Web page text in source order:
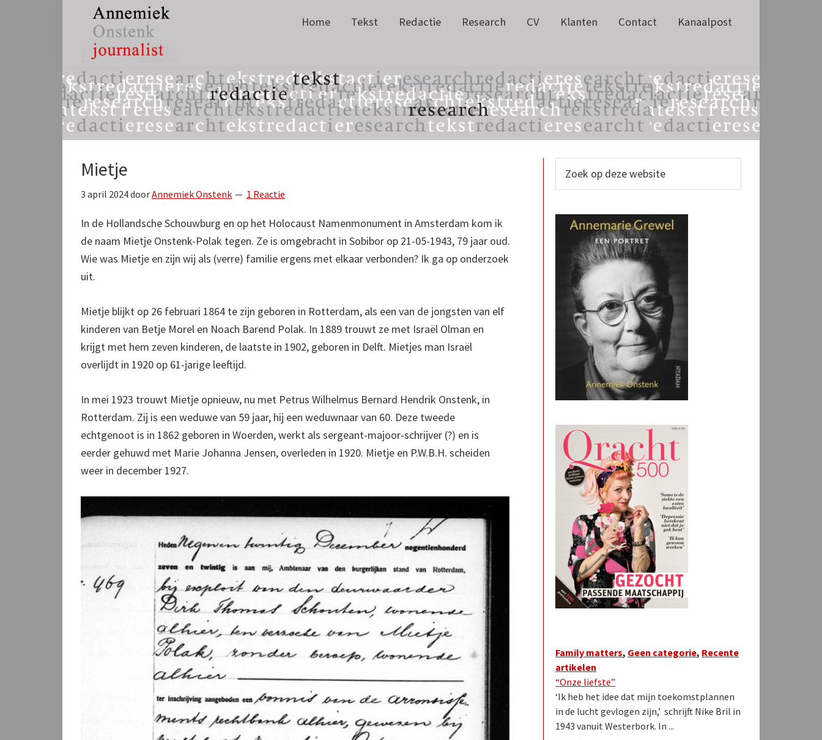
Annemiek
Onstenk
Journalist
tekst,
redactie
&
research
Home Tekst Redactie Research CV Klanten Contact Kanaalpost
Mietje
3 april 2024doorAnnemiek Onstenk 1 Reactie
In de Hollandsche Schouwburg en op het Holocaust Namenmonument in Amsterdam kom ik
de naam Mietje Onstenk-Polak tegen. Ze is omgebracht in Sobibor op 21-05-1943, 79 jaar oud.
Wie was Mietje en zijn wij als (verre) familie ergens met elkaar verbonden? Ik ga op onderzoek
uit.
Mietje blijkt op 26 februari 1864 te zijn geboren in Rotterdam, als een van de jongsten van elf
kinderen van Betje Morel en Noach Barend Polak. In 1889 trouwt ze met Israël Olman en
krijgt met hem zeven kinderen, de laatste in 1902, geboren in Delft. Mietjes man Israël
overlijdt in 1920 op 61-jarige leeftijd.
In mei 1923 trouwt Mietje opnieuw, nu met Petrus Wilhelmus Bernard Hendrik Onstenk, in
Rotterdam. Zij is een weduwe van 59 jaar, hij een weduwnaar van 60. Deze tweede
echtgenoot is in 1862 geboren in Woerden, werkt als sergeant-majoor-schrijver (?) en is
eerder gehuwd met Marie Johanna Jensen, overleden in 1920. Mietje en P.W.B.H. scheiden
weer in december 1927.
Primaire
Sidebar
op
Family matters, Geen categorie, Recente
artikelen
“Onze liefste”
‘Ik heb het idee dat mijn toekomstplannen
in de lucht gevlogen zijn,’ schrijft Nike Bril in
1943 vanuit Westerbork. In ...